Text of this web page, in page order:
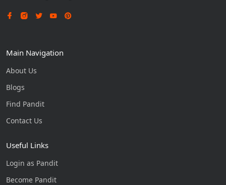
Main Navigation
About Us
Blogs
Find Pandit
Contact Us
Useful Links
Login as Pandit
Become Pandit